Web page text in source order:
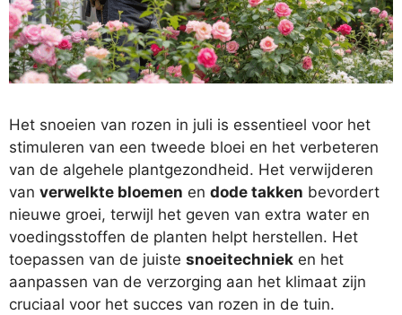
Het snoeien van rozen in juli is essentieel voor het
stimuleren van een tweede bloei en het verbeteren
van de algehele plantgezondheid. Het verwijderen
van verwelkte bloemen en dode takken bevordert
nieuwe groei, terwijl het geven van extra water en
voedingsstoffen de planten helpt herstellen. Het
toepassen van de juiste snoeitechniek en het
aanpassen van de verzorging aan het klimaat zijn
cruciaal voor het succes van rozen in de tuin.